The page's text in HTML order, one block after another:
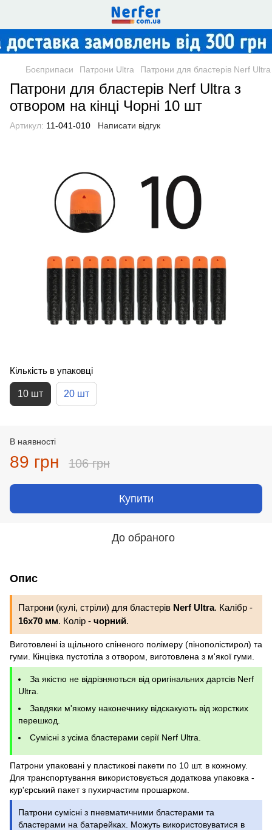
Боєприпаси Патрони Ultra Патрони для бластерів Nerf
Патрони для бластерів Nerf Ultra з
отвором на кінці Чорні 10 шт
Артикул: 11-041-010 Написати відгук
Кількість в упаковці
10 шт 20 шт
В наявності
89 грн 106 грн
Купити
До обраного
Опис
Патрони (кулі, стріли) для бластерів Nerf Ultra. Калібр -
16x70 мм. Колір - чорний.
Виготовлені із щільного спіненого полімеру (пінополістирол) та
гуми. Кінцівка пустотіла з отвором, виготовлена з м'якої гуми.
За якістю не відрізняються від оригінальних дартсів Nerf
Ultra.
Завдяки м'якому наконечнику відскакують від жорстких
перешкод.
Сумісні з усіма бластерами серії Nerf Ultra.
Патрони упаковані у пластикові пакети по 10 шт. в кожному.
Для транспортування використовується додаткова упаковка -
кур'єрський пакет з пухирчастим прошарком.
Патрони сумісні з пневматичними бластерами та
бластерами на батарейках. Можуть використовуватися в